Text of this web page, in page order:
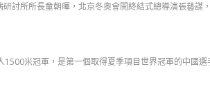
討所所長童朝暉，北京冬奧會開終結式總導演張藝
米冠軍，是第一個取得夏季項目世界冠軍的中國